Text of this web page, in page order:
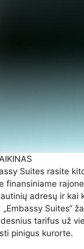
Suites rasite
finansiniame
adresų ir kai
Suites“
tarifus už
pinigus kurorte.